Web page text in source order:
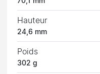
Hauteur
24,6 mm
Poids
302 g